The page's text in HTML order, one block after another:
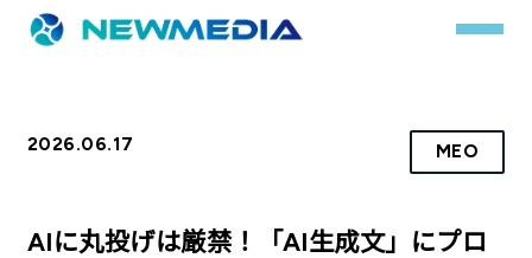
事業内容
サービス一覧
2026.06.17 MEO
AIに丸投げは厳禁！「AI生成文」にプロ